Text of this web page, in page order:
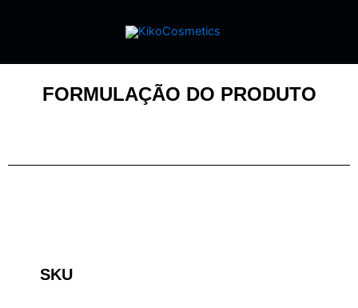
FORMULAÇÃO DO PRODUTO
SKU